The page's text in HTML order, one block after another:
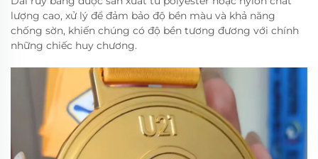
lượng cao, xử lý để đảm bảo độ bền màu và khả năng
chống sờn, khiến chúng có độ bền tương đương với chính
những chiếc huy chương.